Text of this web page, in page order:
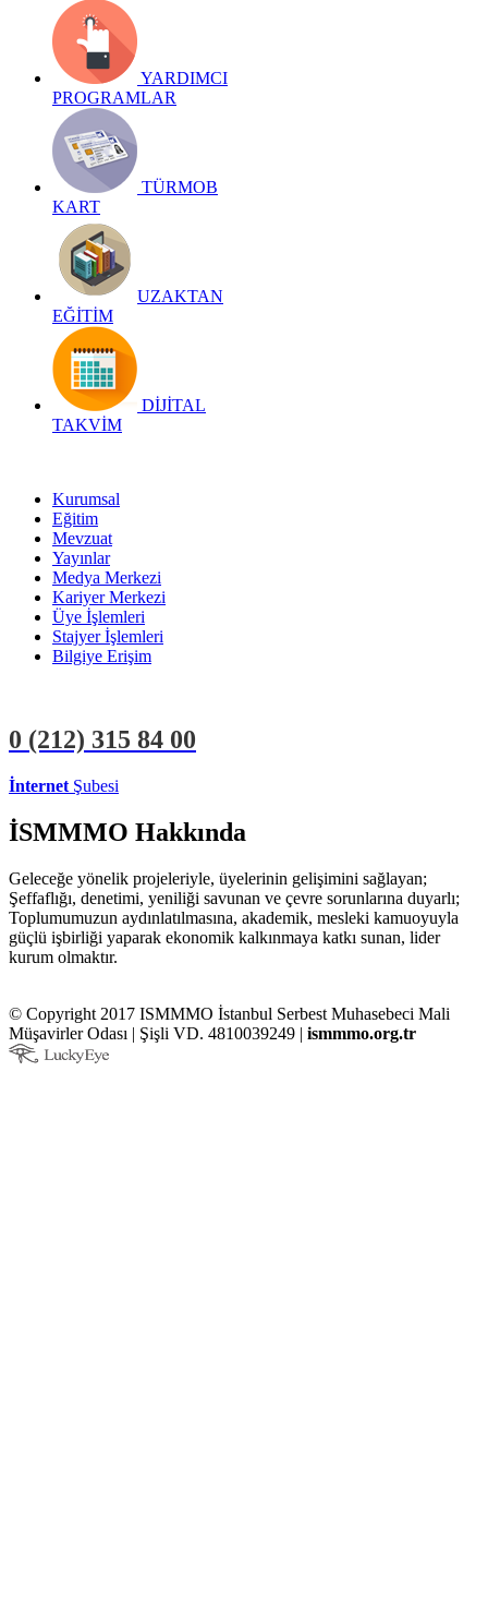
YARDIMCI
PROGRAMLAR
TÜRMOB
KART
UZAKTAN
EĞİTİM
DİJİTAL
TAKVİM
Kurumsal
Eğitim
Mevzuat
Yayınlar
Medya Merkezi
Kariyer Merkezi
Üye İşlemleri
Stajyer İşlemleri
Bilgiye Erişim
0 (212) 315 84 00
İnternet Şubesi
İSMMMO Hakkında
Geleceğe yönelik projeleriyle, üyelerinin gelişimini sağlayan;
Şeffaflığı, denetimi, yeniliği savunan ve çevre sorunlarına duyarlı;
Toplumumuzun aydınlatılmasına, akademik, mesleki kamuoyuyla
güçlü işbirliği yaparak ekonomik kalkınmaya katkı sunan, lider
kurum olmaktır.
© Copyright 2017 ISMMMO İstanbul Serbest Muhasebeci Mali
Müşavirler Odası | Şişli VD. 4810039249 | ismmmo.org.tr